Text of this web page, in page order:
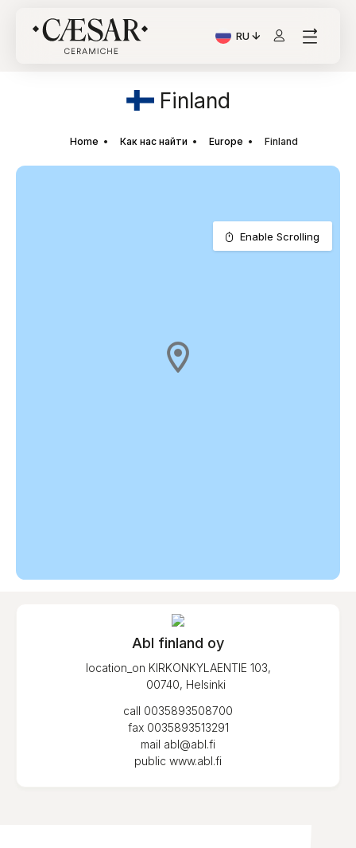
RU
Текущий язык: Italiano
Finland
Home Как нас найти Europe Finland
Enable Scrolling
Abl finland oy
location_on KIRKONKYLAENTIE 103,
00740, Helsinki
call 0035893508700
fax0035893513291
mail abl@abl.fi
public www.abl.fi